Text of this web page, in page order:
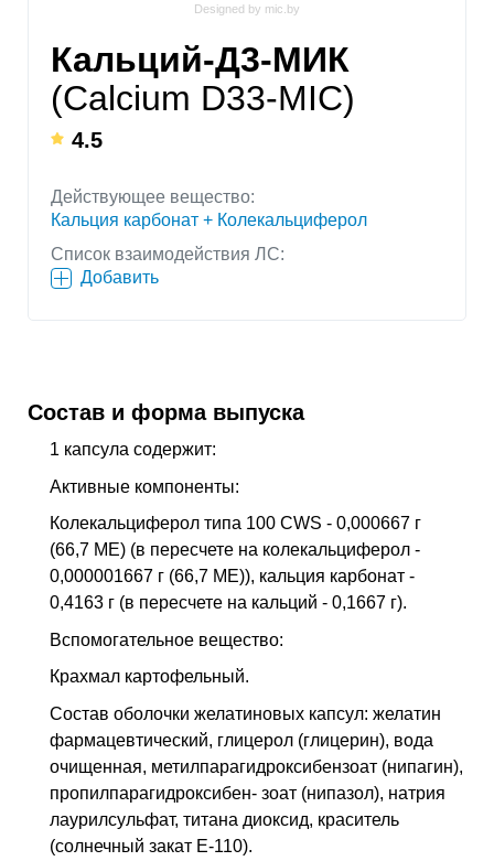
Designed by mic.by
Кальций-Д3-МИК
(Calcium D33-MIC)
4.5
Действующее вещество:
Кальция карбонат + Колекальциферол
Список взаимодействия ЛС:
Добавить
Состав и форма выпуска
1 капсула содержит:
Активные компоненты:
Колекальциферол типа 100 CWS - 0,000667 г
(66,7 ME) (в пересчете на колекальцифе­рол -
0,000001667 г (66,7 ME)), кальция карбонат -
0,4163 г (в пересчете на кальций - 0,1667 г).
Вспомогательное вещество:
Крахмал картофельный.
Состав оболочки желатиновых капсул: желатин
фармацевтический, глицерол (глице­рин), вода
очищенная, метилпарагидроксибензоат (нипагин),
пропилпарагидроксибен- зоат (нипазол), натрия
лаурилсульфат, титана диоксид, краситель
(солнечный закат Е-110).